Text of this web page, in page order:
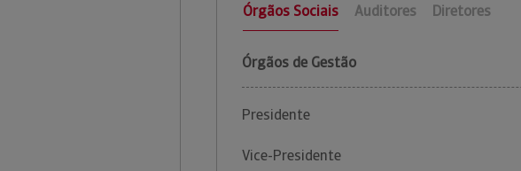
Órgãos Sociais Auditores Diretores
Órgãos de Gestão
Presidente
Vice-Presidente